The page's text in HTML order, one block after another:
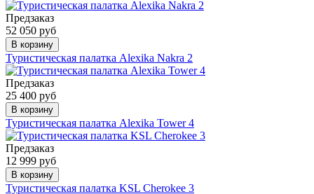
Предзаказ
52 050 руб
В корзину
Туристическая палатка Alexika Nakra 2
Предзаказ
25 400 руб
В корзину
Туристическая палатка Alexika Tower 4
Предзаказ
12 999 руб
В корзину
Туристическая палатка KSL Cherokee 3